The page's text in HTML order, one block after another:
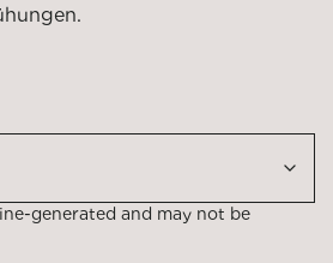
generated and may not be